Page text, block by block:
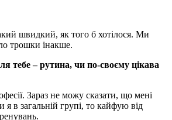
швидкий, як того б хотілося. Ми
трошки інакше.
тебе – рутина, чи по-своєму цікава
Зараз не можу сказати, що мені
я в загальній групі, то кайфую від